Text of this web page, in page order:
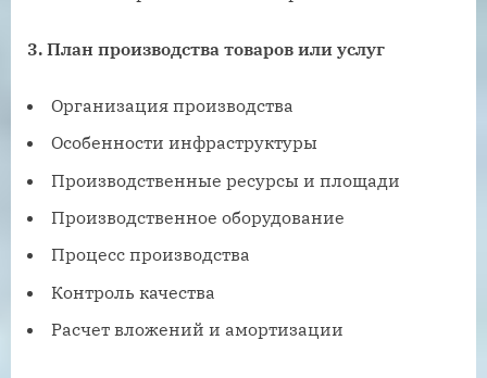
3. План производства товаров или услуг
Организация производства
Особенности инфраструктуры
Производственные ресурсы и площади
Производственное оборудование
Процесс производства
Контроль качества
Расчет вложений и амортизации